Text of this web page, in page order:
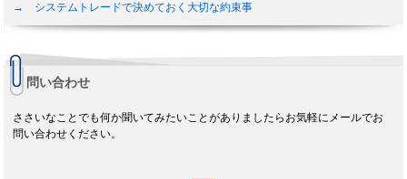
→ システムトレードで決めておく大切な約束事
問い合わせ
ささいなことでも何か聞いてみたいことがありましたらお気軽にメールでお
問い合わせください。